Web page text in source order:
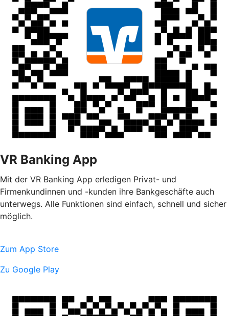
VR Banking App
Mit der VR Banking App erledigen Privat- und
Firmenkundinnen und -kunden ihre Bankgeschäfte auch
unterwegs. Alle Funktionen sind einfach, schnell und sicher
möglich.
Zum App Store
Zu Google Play